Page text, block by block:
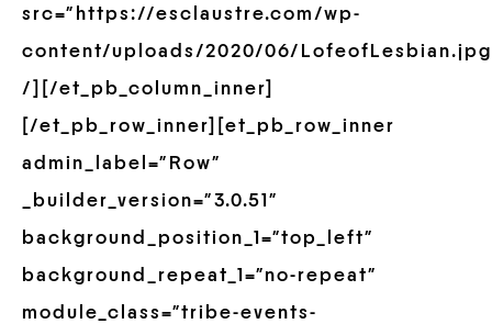
src=”https://esclaustre.com/wp-
content/uploads/2020/06/
/][/et_pb_column_inner]
[/et_pb_row_inner][et_pb_row_inner
admin_label=”Row”
_builder_version=”3.0.51″
background_position_1=”top_left”
background_repeat_1=”no-repeat”
module_class=”tribe-events-